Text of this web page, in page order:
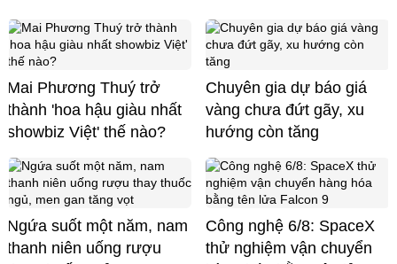
Mai Phương Thuý trở
thành 'hoa hậu giàu nhất
showbiz Việt' thế nào?
Chuyên gia dự báo giá
vàng chưa đứt gãy, xu
hướng còn tăng
Ngứa suốt một năm, nam
thanh niên uống rượu
Công nghệ 6/8: SpaceX
thử nghiệm vận chuyển